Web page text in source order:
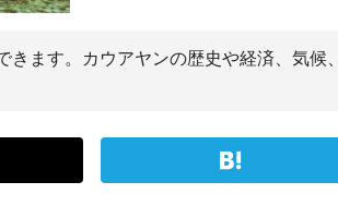
ます。カウアヤンの歴史や経済、気候